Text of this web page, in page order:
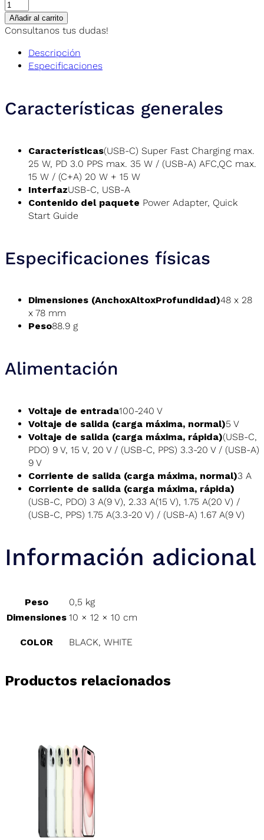
Añadir al carrito
Consultanos tus dudas!
Descripción
Especificaciones
Características generales
Características(USB-C) Super Fast Charging max.
25 W, PD 3.0 PPS max. 35 W / (USB-A) AFC,QC max.
15 W / (C+A) 20 W + 15 W
InterfazUSB-C, USB-A
Contenido del paquete Power Adapter, Quick
Start Guide
Especificaciones físicas
Dimensiones (AnchoxAltoxProfundidad)48 x 28
x 78 mm
Peso88.9 g
Alimentación
Voltaje de entrada100-240 V
Voltaje de salida (carga máxima, normal)5 V
Voltaje de salida (carga máxima, rápida)(USB-C,
PDO) 9 V, 15 V, 20 V / (USB-C, PPS) 3.3-20 V / (USB-A)
9 V
Corriente de salida (carga máxima, normal)3 A
Corriente de salida (carga máxima, rápida)
(USB-C, PDO) 3 A(9 V), 2.33 A(15 V), 1.75 A(20 V) /
(USB-C, PPS) 1.75 A(3.3-20 V) / (USB-A) 1.67 A(9 V)
Información adicional
Peso
0,5 kg
Dimensiones 10 × 12 × 10 cm
COLOR BLACK, WHITE
Productos relacionados